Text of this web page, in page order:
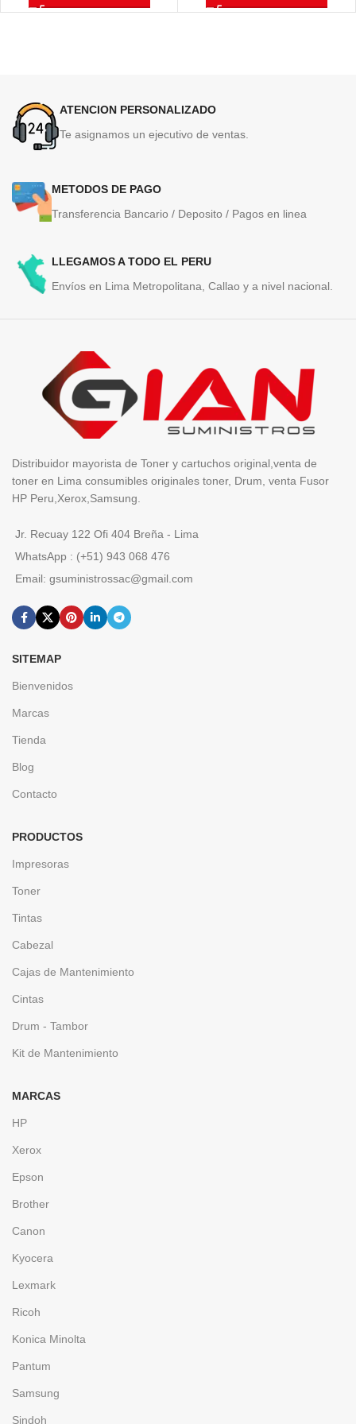
ATENCION PERSONALIZADO
Te asignamos un ejecutivo de ventas.
METODOS DE PAGO
Transferencia Bancario / Deposito / Pagos en linea
LLEGAMOS A TODO EL PERU
Envíos en Lima Metropolitana, Callao y a nivel nacional.
Distribuidor mayorista de Toner y cartuchos original,venta de
toner en Lima consumibles originales toner, Drum, venta Fusor
HP Peru,Xerox,Samsung.
Jr. Recuay 122 Ofi 404 Breña - Lima
WhatsApp : (+51) 943 068 476
Email: gsuministrossac@gmail.com
SITEMAP
Bienvenidos
Marcas
Tienda
Blog
Contacto
PRODUCTOS
Impresoras
Toner
Tintas
Cabezal
Cajas de Mantenimiento
Cintas
Drum - Tambor
Kit de Mantenimiento
MARCAS
HP
Xerox
Epson
Brother
Canon
Kyocera
Lexmark
Ricoh
Konica Minolta
Pantum
Samsung
Sindoh